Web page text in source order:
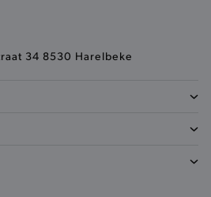
34 8530 Harelbeke